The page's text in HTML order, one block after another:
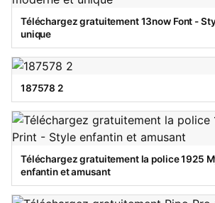
Téléchargez gratuitement 13now Font -
unique
187578 2
Téléchargez gratuitement la police 1925
enfantin et amusant